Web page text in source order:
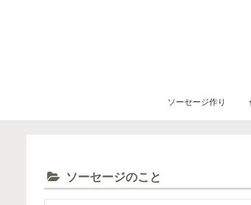
ソーセージ作り
ソーセージのこと